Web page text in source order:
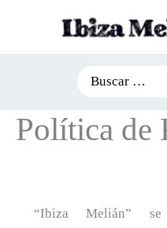
for:
Política de
“Ibiza Melián” se